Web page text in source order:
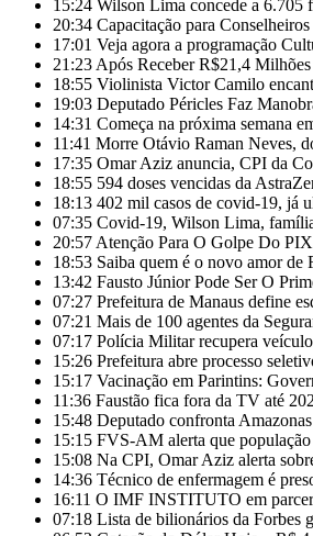
15:24 Wilson Lima concede a 6.705
20:34 Capacitação para
17:01 Veja agora a programação
21:23 Após Receber R$21,4
18:55 Violinista Victor Camilo
19:03 Deputado Péricles Faz
14:31 Começa na próxima semana
11:41 Morre Otávio Raman Neves,
17:35 Omar Aziz anuncia, CPI da
18:55 594 doses vencidas da
18:13 402 mil casos de covid-19, já
07:35 Covid-19, Wilson Lima,
20:57 Atenção Para O Golpe Do
18:53 Saiba quem é o novo amor de
13:42 Fausto Júnior Pode Ser O
07:27 Prefeitura de Manaus define
07:21 Mais de 100 agentes da
07:17 Polícia Militar recupera
15:26 Prefeitura abre processo
15:17 Vacinação em Parintins:
11:36 Faustão fica fora da TV até
15:48 Deputado confronta
15:15 FVS-AM alerta que
15:08 Na CPI, Omar Aziz alerta
14:36 Técnico de enfermagem é
16:11 O IMF INSTITUTO em
07:18 Lista de bilionários da Forbes